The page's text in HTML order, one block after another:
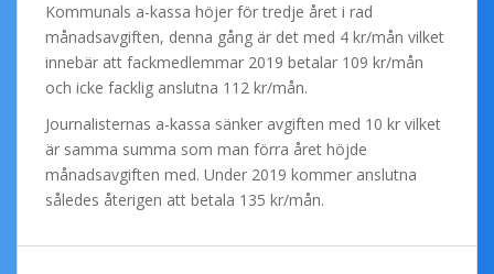
Kommunals a-kassa höjer för tredje året i rad
månadsavgiften, denna gång är det med 4 kr/mån vilket
innebär att fackmedlemmar 2019 betalar 109 kr/mån
och icke facklig anslutna 112 kr/mån.
Journalisternas a-kassa sänker avgiften med 10 kr vilket
är samma summa som man förra året höjde
månadsavgiften med. Under 2019 kommer anslutna
således återigen att betala 135 kr/mån.